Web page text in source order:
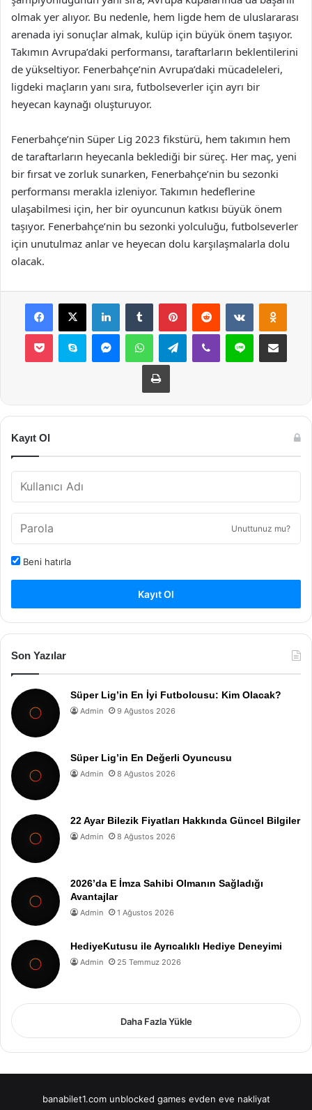
olmak yer alıyor. Bu nedenle, hem ligde hem de uluslararası
arenada iyi sonuçlar almak, kulüp için büyük önem taşıyor.
Takımın Avrupa’daki performansı, taraftarların beklentilerini
de yükseltiyor. Fenerbahçe’nin Avrupa’daki mücadeleleri,
ligdeki maçların yanı sıra, futbolseverler için ayrı bir
heyecan kaynağı oluşturuyor.
Fenerbahçe’nin Süper Lig 2023 fikstürü, hem takımın hem
de taraftarların heyecanla beklediği bir süreç. Her maç, yeni
bir fırsat ve zorluk sunarken, Fenerbahçe’nin bu sezonki
performansı merakla izleniyor. Takımın hedeflerine
ulaşabilmesi için, her bir oyuncunun katkısı büyük önem
taşıyor. Fenerbahçe’nin bu sezonki yolculuğu, futbolseverler
için unutulmaz anlar ve heyecan dolu karşılaşmalarla dolu
olacak.
Facebook
X LinkedInTumblr PinterestReddit VKontakte
Pocket Skype MessengerWhatsAppTelegramViber Line E-Posta ile
Yazdır
Kayıt Ol
Unuttunuz mu?
Beni hatırla
Kayıt Ol
Son Yazılar
Süper Lig’in En İyi Futbolcusu: Kim Olacak?
Admin 9 Ağustos 2026
Süper Lig’in En Değerli Oyuncusu
Admin 8 Ağustos 2026
22 Ayar Bilezik Fiyatları Hakkında Güncel Bilgiler
Admin 8 Ağustos 2026
2026’da E İmza Sahibi Olmanın Sağladığı
Avantajlar
Admin 1 Ağustos 2026
HediyeKutusu ile Ayrıcalıklı Hediye Deneyimi
Admin 25 Temmuz 2026
Daha Fazla Yükle
banabilet1.com unblocked games evden eve nakliyat